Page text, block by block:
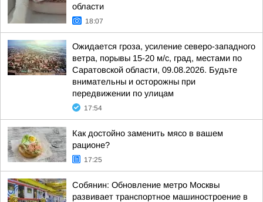
области
18:07
Ожидается гроза, усиление северо-западного
ветра, порывы 15-20 м/с, град, местами по
Саратовской области, 09.08.2026. Будьте
внимательны и осторожны при
передвижении по улицам
17:54
Как достойно заменить мясо в вашем
рационе?
17:25
Собянин: Обновление метро Москвы
развивает транспортное машиностроение в